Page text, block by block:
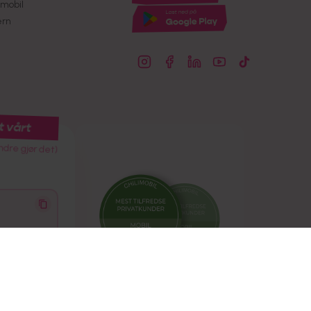
vårt
gjør det)